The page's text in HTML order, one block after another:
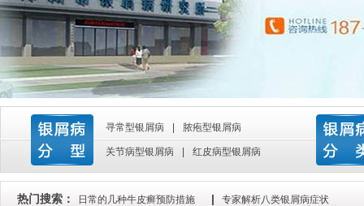
寻常型银屑病 脓疱型银屑病
关节病型银屑病 红皮病型银屑病
热门搜索： 日常的几种牛皮癣预防措施 | 专家解析八类银屑病症状